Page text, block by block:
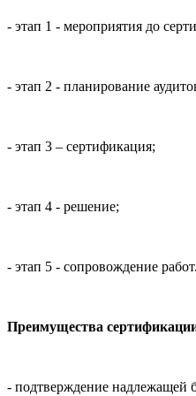
- этап 1 - мероприятия до
- этап 2 - планирование
- этап 3 – сертификация;
- этап 4 - решение;
- этап 5 - сопровождение работ.
Преимущества
- подтверждение надлежащей